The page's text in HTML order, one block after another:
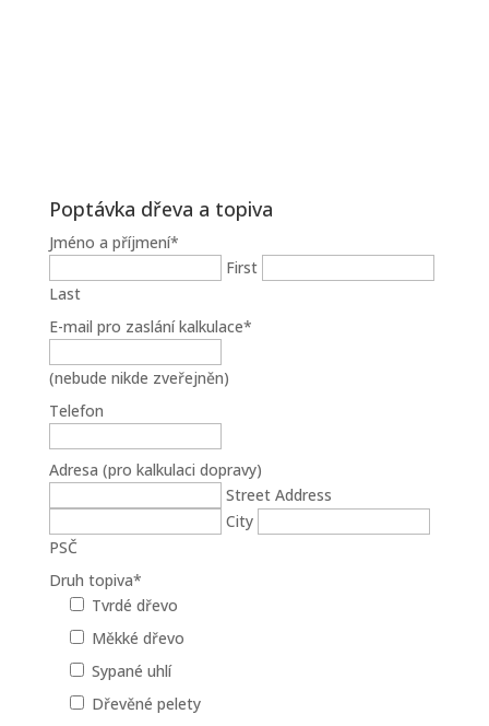
Poptávka dřeva a topiva
Jméno a příjmení*
First
Last
E-mail pro zaslání kalkulace*
(nebude nikde zveřejněn)
Telefon
Adresa (pro kalkulaci dopravy)
Street Address
City
PSČ
Druh topiva*
Tvrdé dřevo
Měkké dřevo
Sypané uhlí
Dřevěné pelety